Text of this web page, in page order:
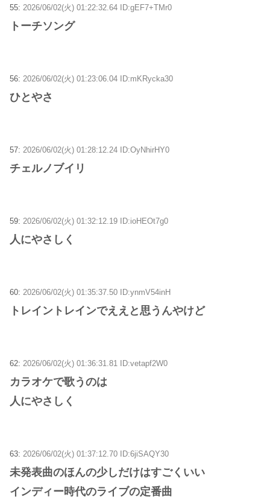
55: 2026/06/02(火) 01:22:32.64 ID:gEF7+TMr0
トーチソング
56: 2026/06/02(火) 01:23:06.04 ID:mKRycka30
ひとやさ
57: 2026/06/02(火) 01:28:12.24 ID:OyNhirHY0
チェルノブイリ
59: 2026/06/02(火) 01:32:12.19 ID:ioHEOt7g0
人にやさしく
60: 2026/06/02(火) 01:35:37.50 ID:ynmV54inH
トレイントレインでええと思うんやけど
62: 2026/06/02(火) 01:36:31.81 ID:vetapf2W0
カラオケで歌うのは
人にやさしく
63: 2026/06/02(火) 01:37:12.70 ID:6jiSAQY30
未発表曲のほんの少しだけはすごくいい
インディー時代のライブの定番曲